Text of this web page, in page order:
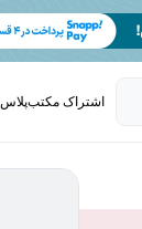
اشتراک مکتب‌پلاس